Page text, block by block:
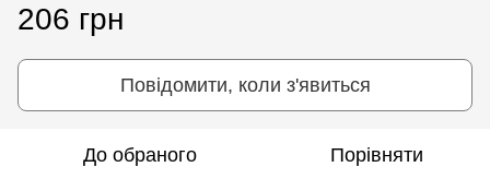
206 грн
Повідомити, коли з'явиться
До обраного Порівняти